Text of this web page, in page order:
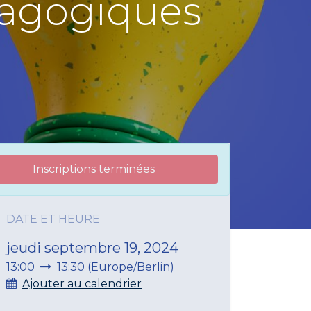
Inscriptions terminées
DATE ET HEURE
jeudi septembre 19, 2024
13:00 13:30 (Europe/Berlin)
Ajouter au calendrier